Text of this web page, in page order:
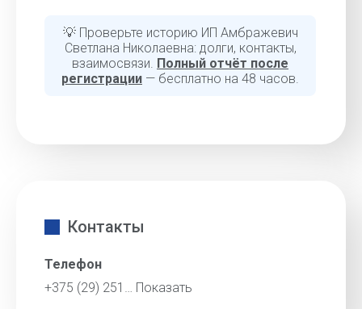
💡 Проверьте историю ИП Амбражевич
Светлана Николаевна: долги, контакты,
взаимосвязи. Полный отчёт после
регистрации — бесплатно на 48 часов.
Контакты
Телефон
+375 (29) 251… Показать